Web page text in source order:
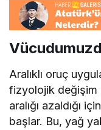
Aralıklı oruç
fizyolojik değişim
aralığı azaldığı
başlar. Bu, yağ